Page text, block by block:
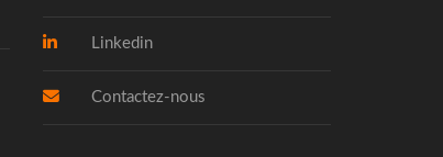
Linkedin
Contactez-nous